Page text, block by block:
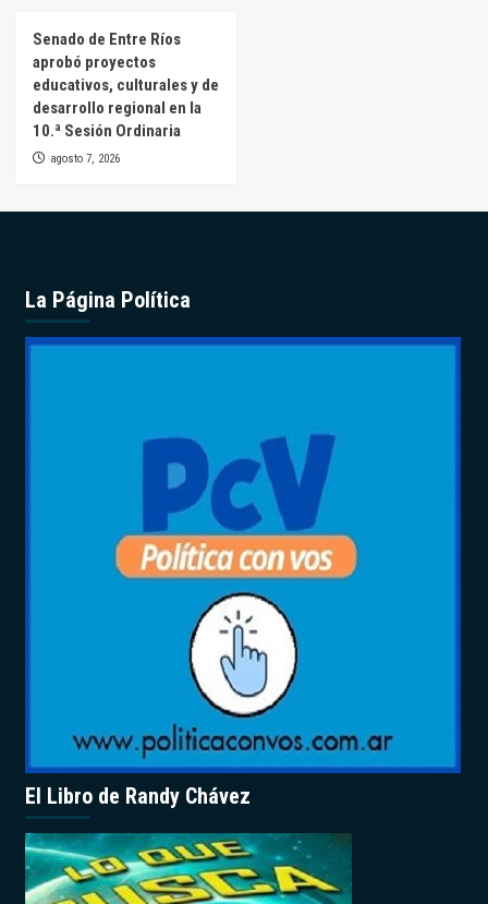
Senado de Entre Ríos
aprobó proyectos
educativos, culturales y de
desarrollo regional en la
10.ª Sesión Ordinaria
agosto 7, 2026
La Página Política
El Libro de Randy Chávez